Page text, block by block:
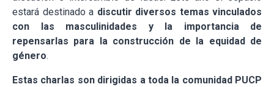
estará destinado a discutir diversos temas vinculados
con las masculinidades y la importancia de
repensarlas para la construcción de la equidad de
género.
Estas charlas son dirigidas a toda la comunidad PUCP